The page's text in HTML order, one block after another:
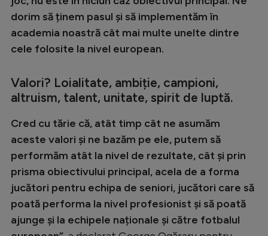
dorim să ținem pasul și să implementăm în
academia noastră cât mai multe unelte dintre
cele folosite la nivel european.
Valori? Loialitate, ambiție, campioni,
altruism, talent, unitate, spirit de luptă.
Cred cu tărie că, atât timp cât ne asumăm
aceste valori și ne bazăm pe ele, putem să
performăm atât la nivel de rezultate, cât și prin
prisma obiectivului principal, acela de a forma
jucători pentru echipa de seniori, jucători care să
poată performa la nivel profesionist și să poată
ajunge și la echipele naționale și către fotbalul